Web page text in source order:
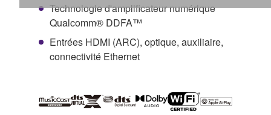
Technologie d'amplificateur numérique
Qualcomm® DDFA™
Entrées HDMI (ARC), optique, auxiliaire,
connectivité Ethernet